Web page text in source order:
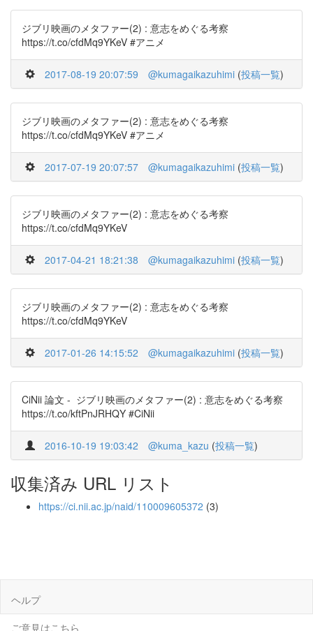
ジブリ映画のメタファー(2) : 意志をめぐる考察
https://t.co/cfdMq9YKeV #アニメ
2017-08-19 20:07:59 @kumagaikazuhimi (投稿一覧)
ジブリ映画のメタファー(2) : 意志をめぐる考察
https://t.co/cfdMq9YKeV #アニメ
2017-07-19 20:07:57 @kumagaikazuhimi (投稿一覧)
ジブリ映画のメタファー(2) : 意志をめぐる考察
https://t.co/cfdMq9YKeV
2017-04-21 18:21:38 @kumagaikazuhimi (投稿一覧)
ジブリ映画のメタファー(2) : 意志をめぐる考察
https://t.co/cfdMq9YKeV
2017-01-26 14:15:52 @kumagaikazuhimi (投稿一覧)
CiNii 論文 - ジブリ映画のメタファー(2) : 意志をめぐる考察
https://t.co/kftPnJRHQY #CiNii
2016-10-19 19:03:42 @kuma_kazu (投稿一覧)
収集済み URL リスト
https://ci.nii.ac.jp/naid/110009605372 (3)
ヘルプ
ご意見はこちら